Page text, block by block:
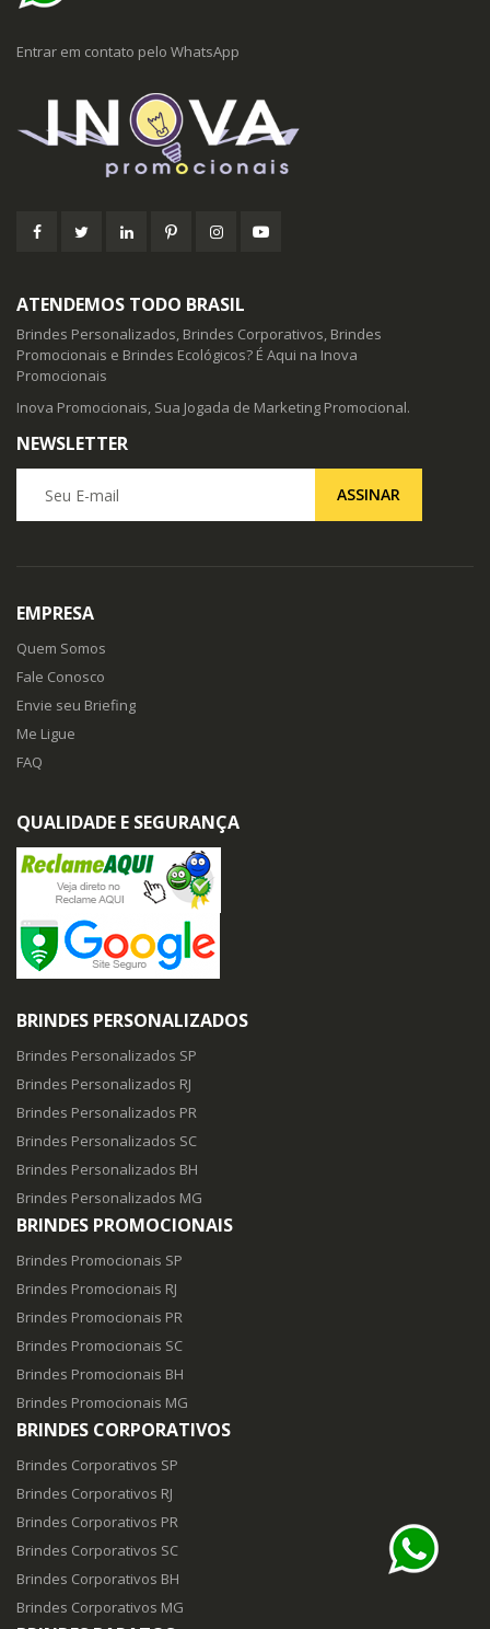
Entrar em contato pelo WhatsApp
ATENDEMOS TODO BRASIL
Brindes Personalizados, Brindes Corporativos, Brindes
Promocionais e Brindes Ecológicos? É Aqui na Inova
Promocionais
Inova Promocionais, Sua Jogada de Marketing Promocional.
NEWSLETTER
ASSINAR
EMPRESA
Quem Somos
Fale Conosco
Envie seu Briefing
Me Ligue
FAQ
QUALIDADE E SEGURANÇA
BRINDES PERSONALIZADOS
Brindes Personalizados SP
Brindes Personalizados RJ
Brindes Personalizados PR
Brindes Personalizados SC
Brindes Personalizados BH
Brindes Personalizados MG
BRINDES PROMOCIONAIS
Brindes Promocionais SP
Brindes Promocionais RJ
Brindes Promocionais PR
Brindes Promocionais SC
Brindes Promocionais BH
Brindes Promocionais MG
BRINDES CORPORATIVOS
Brindes Corporativos SP
Brindes Corporativos RJ
Brindes Corporativos PR
Brindes Corporativos SC
Brindes Corporativos BH
Brindes Corporativos MG